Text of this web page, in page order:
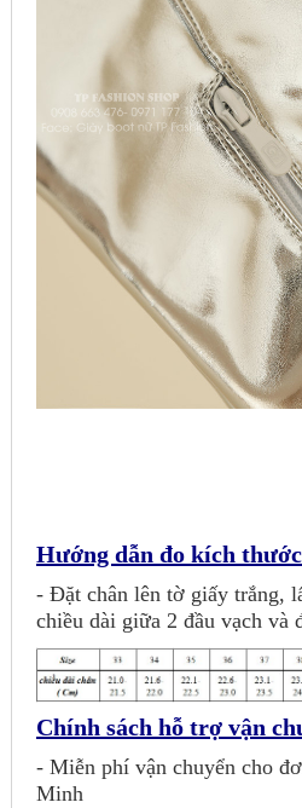
Hướng dẫn đo kích
- Đặt chân lên tờ giấy trắng,
chiều dài giữa 2 đầu vạch và
Chính sách hỗ trợ vận
- Miễn phí vận chuyển cho
Minh